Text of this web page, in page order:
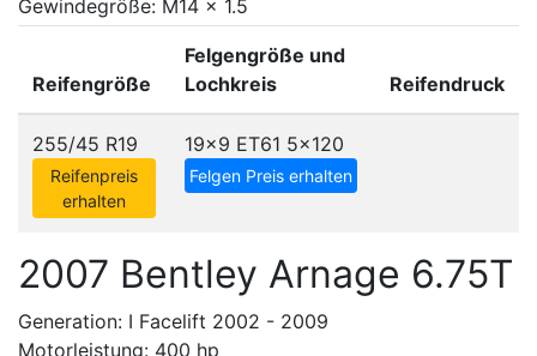
Gewindegröße: M14 x 1.5
Reifengröße
Felgengröße und
Lochkreis
Reifendruck
255/45 R19
Reifenpreis
erhalten
19x9 ET61 5x120
Felgen Preis erhalten
2007 Bentley Arnage 6.75T
Generation: I Facelift 2002 - 2009
Motorleistung: 400 hp